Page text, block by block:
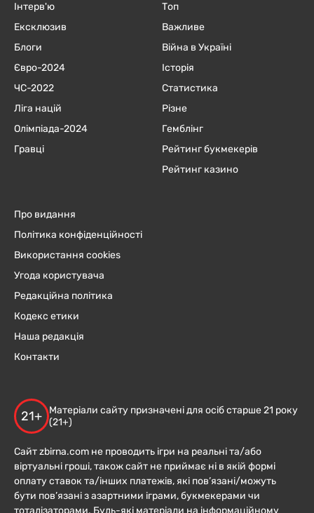
Інтерв'ю
Ексклюзив
Блоги
Євро-2024
ЧC-2022
Ліга націй
Олімпіада-2024
Гравці
Топ
Важливе
Війна в Україні
Історія
Статистика
Різне
Гемблінг
Рейтинг букмекерів
Рейтинг казино
Про видання
Політика конфіденційності
Використання cookies
Угода користувача
Редакційна політика
Кодекс етики
Наша редакція
Контакти
21+
Матеріали сайту призначені для осіб старше 21 року
(21+)
Сайт zbirna.com не проводить ігри на реальні та/або
віртуальні гроші, також сайт не приймає ні в якій формі
оплату ставок та/інших платежів, які пов’язані/можуть
бути пов’язані з азартними іграми, букмекерами чи